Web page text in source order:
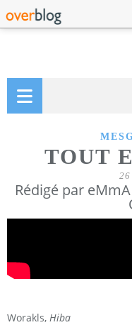
TOUT
26
Rédigé par
Worakls, Hiba